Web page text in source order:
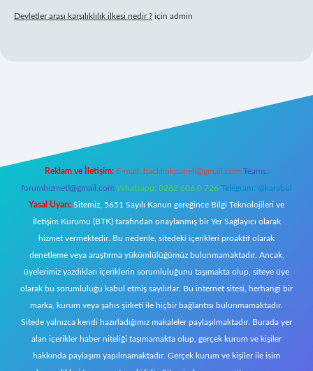
Devletler arası karşılıklılık ilkesi nedir ? için admin
Reklam ve İletişim: E-mail: backlinkpaneli@gmail.com Teams:
forumhizmeti@gmail.com Whatsapp: 0262 606 0 726 Telegram: @karabul
Yasal Uyarı: Sitemiz, 5651 Sayılı Kanun gereğince Bilgi Teknolojileri ve
İletişim Kurumu (BTK) tarafından onaylanmış bir Yer Sağlayıcı olarak
hizmet vermektedir. Bu nedenle, sitedeki içerikleri proaktif olarak
denetleme veya araştırma yükümlülüğümüz bulunmamaktadır. Ancak,
üyelerimiz yazdıkları içeriklerin sorumluluğunu taşımakta olup, siteye üye
olarak bu sorumluluğu kabul etmiş sayılırlar. Bu internet sitesi, herhangi bir
marka, kurum veya şahıs şirketi ile hiçbir bağlantısı bulunmamaktadır.
Sitede yalnızca kendi hazırladığımız makaleler paylaşılmaktadır. Burada yer
alan içerikler haber niteliği taşımamakta olup, gerçek kurum ve kişiler
hakkında paylaşım yapılmamaktadır. Gerçek kurum ve kişiler ile isim